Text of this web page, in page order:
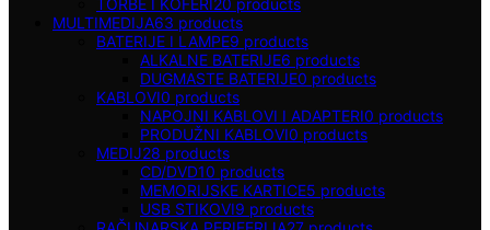
MULTIMEDIJA63 products
BATERIJE I LAMPE9 products
ALKALNE BATERIJE6 products
DUGMASTE BATERIJE0 products
KABLOVI0 products
NAPOJNI KABLOVI I ADAPTERI0 products
PRODUŽNI KABLOVI0 products
MEDIJ28 products
CD/DVD10 products
MEMORIJSKE KARTICE5 products
USB STIKOVI9 products